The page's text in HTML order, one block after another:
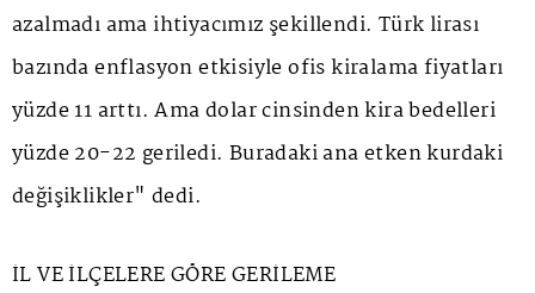
azalmadı ama ihtiyacımız şekillendi. Türk lirası
bazında enflasyon etkisiyle ofis kiralama fiyatları
yüzde 11 arttı. Ama dolar cinsinden kira bedelleri
yüzde 20-22 geriledi. Buradaki ana etken kurdaki
değişiklikler" dedi.
İL VE İLÇELERE GÖRE GERİLEME